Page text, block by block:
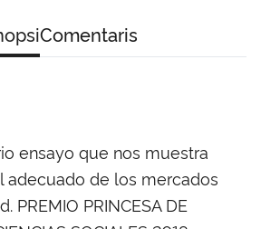
Comentaris
ensayo que nos muestra
adecuado de los mercados
PREMIO PRINCESA DE